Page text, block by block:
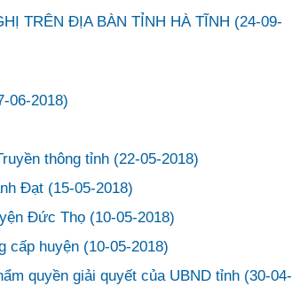
TRÊN ĐỊA BÀN TỈNH HÀ TĨNH (24-09-
06-2018)
thông tỉnh (22-05-2018)
Đạt (15-05-2018)
Đức Thọ (10-05-2018)
cấp huyện (10-05-2018)
quyền giải quyết của UBND tỉnh (30-04-